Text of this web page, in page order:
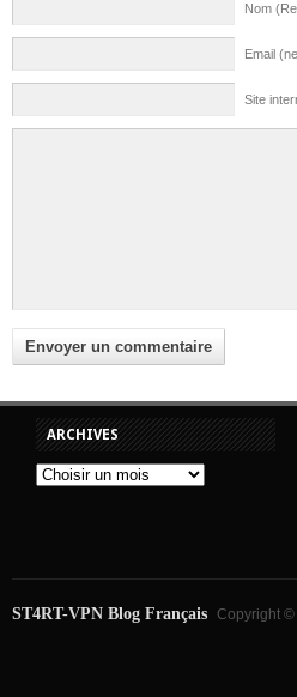
Nom
Email
Site
ARCHIVES
ST4RT-VPN Blog Français Copyright ©